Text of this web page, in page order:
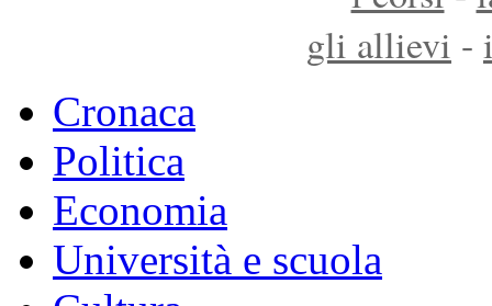
gli allievi -
Cronaca
Politica
Economia
Università e scuola